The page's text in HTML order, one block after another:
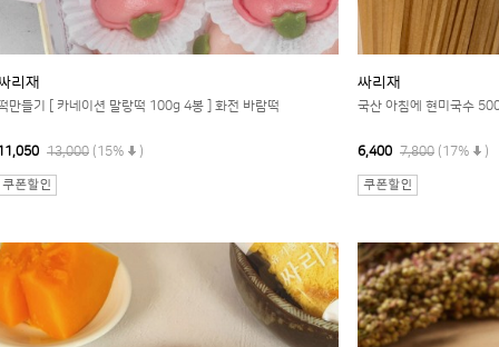
리재
만들기 [ 카네이션 말랑떡 100g 4봉 ] 화전 바람떡
13,000 (15% )
싸리재
국산 아침에 현미국수
6,400 7,800 (17% )